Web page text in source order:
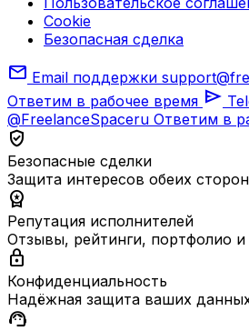
Cookie
Безопасная сделка
mail Email поддержки
Ответим в рабочее время send
@FreelanceSpaceru Ответим в
verified_user
Безопасные сделки
Защита интересов обеих сторон
workspace_premium
Репутация исполнителей
Отзывы, рейтинги, портфолио
lock
Конфиденциальность
Надёжная защита ваших
support_agent